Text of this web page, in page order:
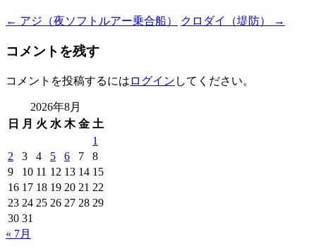
Post
navigation
← アジ（夜ソフトルアー乗合船） クロダイ（堤防） →
コメントを残す
コメントを投稿するには ログイン してください。
2026年8月
日
月 火 水 木 金 土
1
2
3 4 5 6 7
8
9
10 11 12 13 14 15
16 17 18 19 20 21 22
23 24 25 26 27 28 29
30 31
« 7月